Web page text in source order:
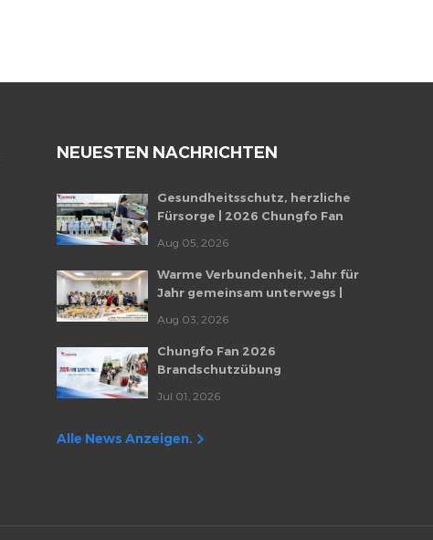
NEUESTEN NACHRICHTEN
Gesundheitsschutz, herzliche
Fürsorge | 2026 Chungfo Fan
Veranstaltung
Aug 05, 2026
Warme Verbundenheit, Jahr für
Jahr gemeinsam unterwegs |
Geburtstagsfeier von Chungfo Fan
Aug 03, 2026
Chungfo Fan 2026
Brandschutzübung
Jul 01, 2026
Alle News Anzeigen.